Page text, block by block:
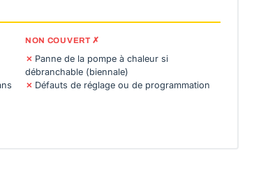
NON COUVERT ✗
Panne de la pompe à chaleur si
débranchable (biennale)
Défauts de réglage ou de programmation